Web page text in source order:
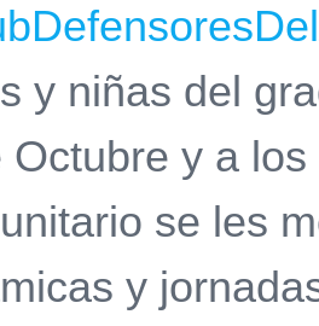
y niñas del
Octubre y a
se les
y